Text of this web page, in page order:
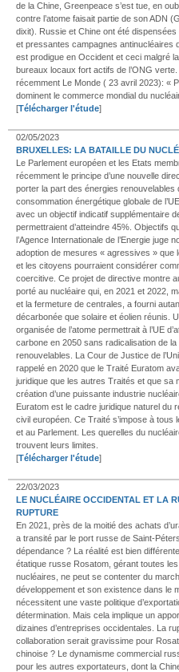
de la Chine, Greenpeace s’est tue, en
contre l’atome faisait partie de son ADN
dixit). Russie et Chine ont été
et pressantes campagnes antinucléaires
est prodigue en Occident et ceci malgré
bureaux locaux fort actifs de l’ONG
récemment Le Monde ( 23 avril 2023): «
dominent le commerce mondial du
[Télécharger l'étude]
02/05/2023
BRUXELLES: LA BATAILLE DU
Le Parlement européen et les Etats
récemment le principe d’une nouvelle
porter la part des énergies renouvelables
consommation énergétique globale de
avec un objectif indicatif supplémentaire
permettraient d’atteindre 45%. Objectifs
l’Agence Internationale de l’Energie juge
adoption de mesures « agressives » que
et les citoyens pourraient considérer
coercitive. Ce projet de directive montre
porté au nucléaire qui, en 2021 et 2022,
et la fermeture de centrales, a fourni
décarbonée que solaire et éolien réunis.
organisée de l’atome permettrait à l’UE
carbone en 2050 sans radicalisation de la
renouvelables. La Cour de Justice de
rappelé en 2020 que le Traité Euratom
juridique que les autres Traités et que sa
création d’une puissante industrie
Euratom est le cadre juridique naturel du
civil européen. Ce Traité s’impose à tous
et au Parlement. Les querelles du
trouvent leurs limites.
[Télécharger l'étude]
22/03/2023
LE NUCLÉAIRE OCCIDENTAL ET LA
RUPTURE
En 2021, près de la moitié des achats
a transité par le port russe de Saint-
dépendance ? La réalité est bien
étatique russe Rosatom, gérant toutes
nucléaires, ne peut se contenter du
développement et son existence dans le
nécessitent une vaste politique
détermination. Mais cela implique un
dizaines d’entreprises occidentales. La
collaboration serait gravissime pour
chinoise ? Le dynamisme commercial
pour les autres exportateurs, dont la